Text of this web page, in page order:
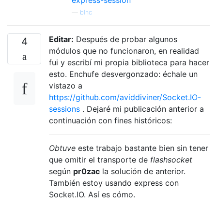
blnc
4 Editar: Después de probar algunos
módulos que no funcionaron, en realidad
fui y escribí mi propia biblioteca para hacer
esto. Enchufe desvergonzado: échale un
vistazo a
https://github.com/aviddiviner/Socket.IO-
sessions . Dejaré mi publicación anterior a
continuación con fines históricos:
Obtuve este trabajo bastante bien sin tener
que omitir el transporte de flashsocket
según pr0zac la solución de anterior.
También estoy usando express con
Socket.IO. Así es cómo.